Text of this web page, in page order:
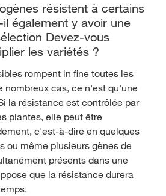
résistent à certains
également y avoir une
Devez-vous
les variétés ?
rompent in fine toutes les
nombreux cas, ce n'est qu'une
la résistance est contrôlée par
plantes, elle peut être
c'est-à-dire en quelques
ou même plusieurs gènes de
présents dans une
que la résistance durera